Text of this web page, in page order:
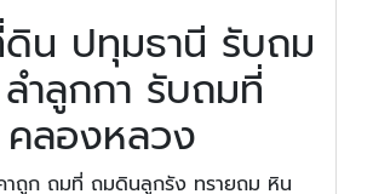
น ปทุมธานี รับถม
าลูกกา รับถมที่
คลองหลวง
าถูก ถมที่ ถมดินลูกรัง ทรายถม หิน